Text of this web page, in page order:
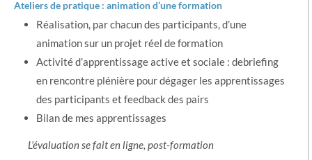
Ateliers de pratique : animation d’une formation
Réalisation, par chacun des participants, d’une
animation sur un projet réel de formation
Activité d’apprentissage active et sociale : debriefing
en rencontre plénière pour dégager les apprentissages
des participants et feedback des pairs
Bilan de mes apprentissages
L’évaluation se fait en ligne, post-formation